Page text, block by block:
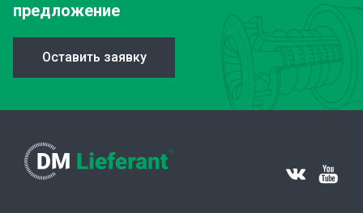
предложение
Оставить заявку